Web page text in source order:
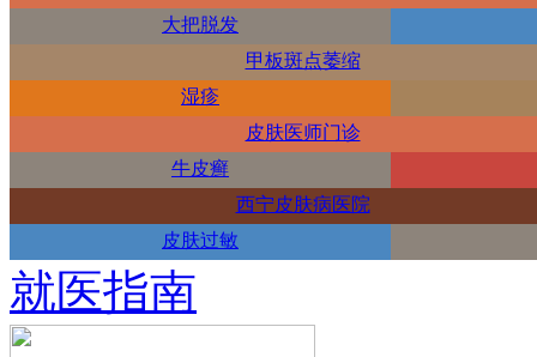
大把脱发
甲板斑点萎缩
湿疹
皮肤医师门诊
牛皮癣
西宁皮肤病医院
皮肤过敏
就医指南